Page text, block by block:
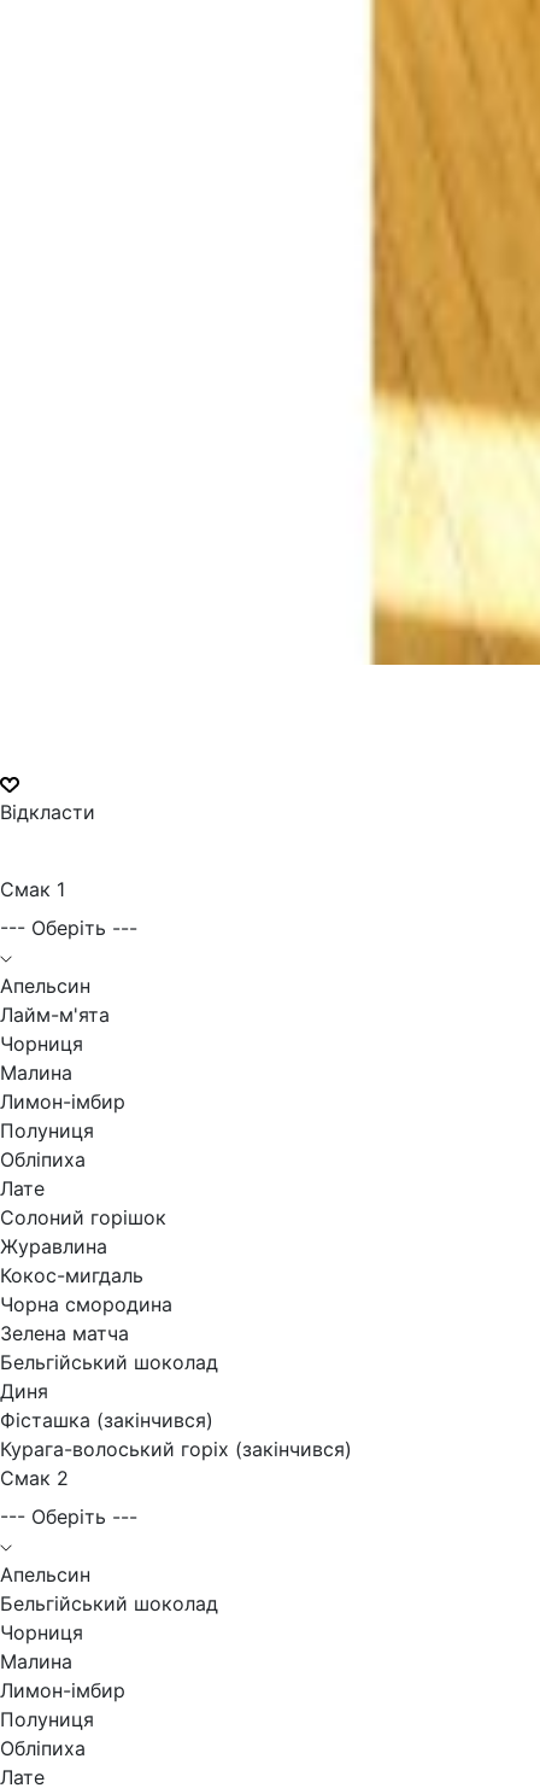
Відкласти
Смак 1
--- Оберіть ---
Апельсин
Лайм-м'ята
Чорниця
Малина
Лимон-імбир
Полуниця
Обліпиха
Лате
Солоний горішок
Журавлина
Кокос-мигдаль
Чорна смородина
Зелена матча
Бельгійський шоколад
Диня
Фісташка (закінчився)
Курага-волоський горіх (закінчився)
Смак 2
--- Оберіть ---
Апельсин
Бельгійський шоколад
Чорниця
Малина
Лимон-імбир
Полуниця
Обліпиха
Лате